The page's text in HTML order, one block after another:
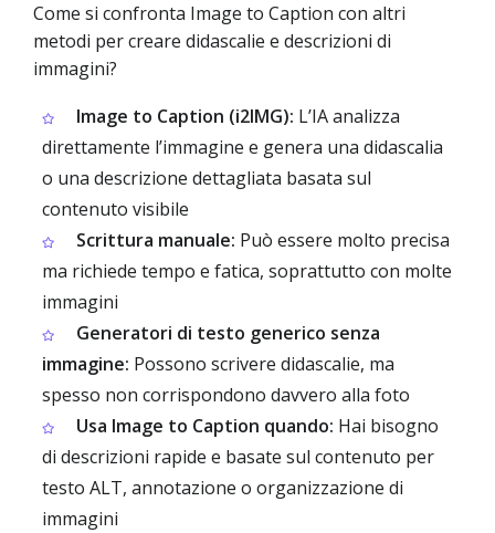
Come si confronta Image to Caption con altri
metodi per creare didascalie e descrizioni di
immagini?
Image to Caption (i2IMG): L’IA analizza
direttamente l’immagine e genera una didascalia
o una descrizione dettagliata basata sul
contenuto visibile
Scrittura manuale: Può essere molto precisa
ma richiede tempo e fatica, soprattutto con molte
immagini
Generatori di testo generico senza
immagine: Possono scrivere didascalie, ma
spesso non corrispondono davvero alla foto
Usa Image to Caption quando: Hai bisogno
di descrizioni rapide e basate sul contenuto per
testo ALT, annotazione o organizzazione di
immagini